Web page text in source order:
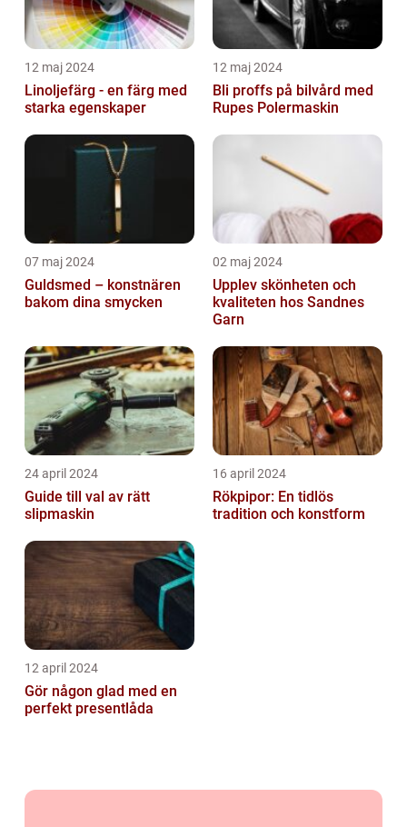
12 maj 2024
Linoljefärg - en färg med
starka egenskaper
12 maj 2024
Bli proffs på bilvård med
Rupes Polermaskin
07 maj 2024
Guldsmed – konstnären
bakom dina smycken
02 maj 2024
Upplev skönheten och
kvaliteten hos Sandnes
Garn
24 april 2024
Guide till val av rätt
slipmaskin
16 april 2024
Rökpipor: En tidlös
tradition och konstform
12 april 2024
Gör någon glad med en
perfekt presentlåda